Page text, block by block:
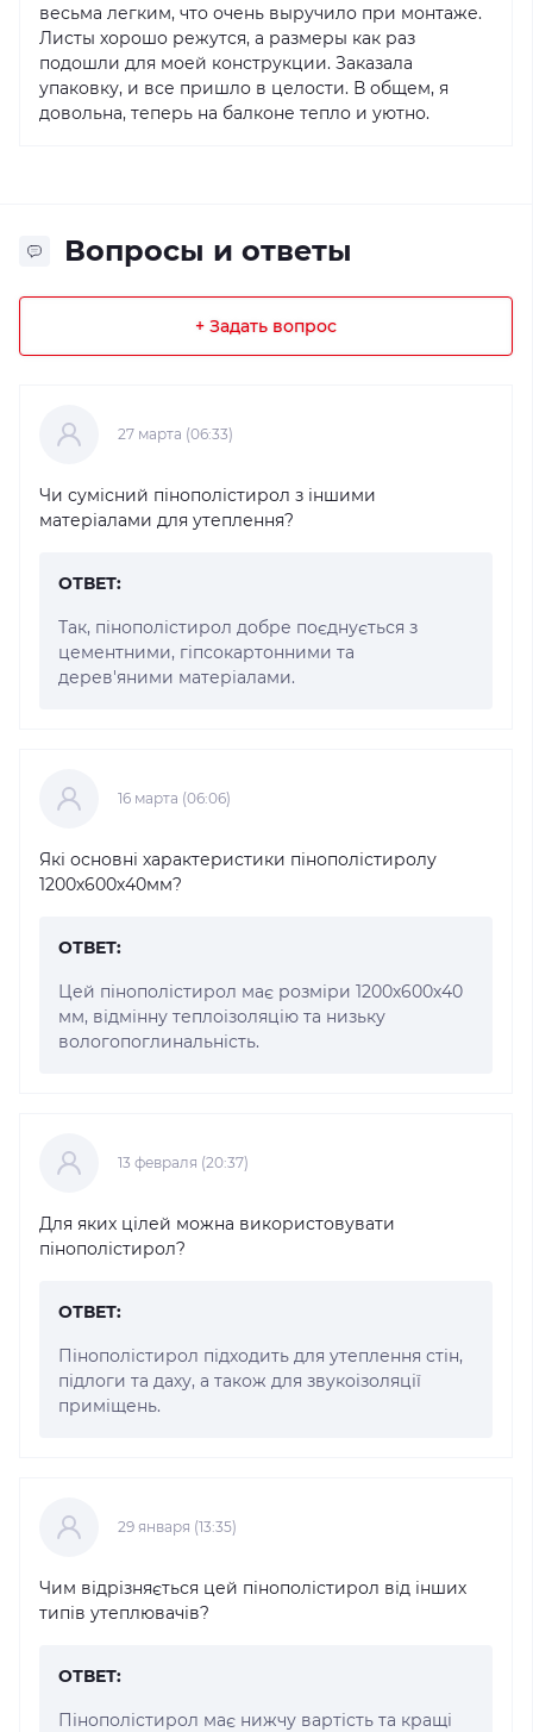
весьма легким, что очень выручило при монтаже.
Листы хорошо режутся, а размеры как раз
подошли для моей конструкции. Заказала
упаковку, и все пришло в целости. В общем, я
довольна, теперь на балконе тепло и уютно.
Вопросы и ответы
+ Задать вопрос
27 марта (06:33)
Чи сумісний пінополістирол з іншими
матеріалами для утеплення?
ОТВЕТ:
Так, пінополістирол добре поєднується з
цементними, гіпсокартонними та
дерев'яними матеріалами.
16 марта (06:06)
Які основні характеристики пінополістиролу
1200х600х40мм?
ОТВЕТ:
Цей пінополістирол має розміри 1200х600х40
мм, відмінну теплоізоляцію та низьку
вологопоглинальність.
13 февраля (20:37)
Для яких цілей можна використовувати
пінополістирол?
ОТВЕТ:
Пінополістирол підходить для утеплення стін,
підлоги та даху, а також для звукоізоляції
приміщень.
29 января (13:35)
Чим відрізняється цей пінополістирол від інших
типів утеплювачів?
ОТВЕТ:
Пінополістирол має нижчу вартість та кращі